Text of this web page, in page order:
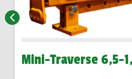
Mini-Traverse 6,5-